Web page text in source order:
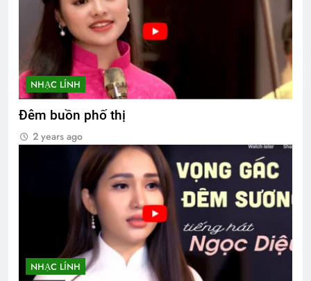
NHẠC LÍNH
Đêm buồn phố thị
2 years ago
NHẠC LÍNH